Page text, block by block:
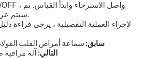
سيتم عرض النتائج بعد 40 ثانية.
لإجراء العملية التفصيلية ، يرجى قراءة
سابق: سماعة أمراض القلب
التالي: آلة